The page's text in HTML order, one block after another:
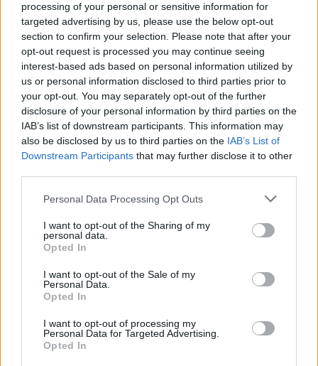
processing of your personal or sensitive information for
targeted advertising by us, please use the below opt-out
section to confirm your selection. Please note that after your
opt-out request is processed you may continue seeing
interest-based ads based on personal information utilized by
us or personal information disclosed to third parties prior to
your opt-out. You may separately opt-out of the further
disclosure of your personal information by third parties on the
IAB’s list of downstream participants. This information may
also be disclosed by us to third parties on the IAB’s List of
Downstream Participants that may further disclose it to other
Personal Data Processing Opt Outs
I want to opt-out of the Sharing of my
personal data.
Opted In
I want to opt-out of the Sale of my
Personal Data.
Opted In
I want to opt-out of processing my
Personal Data for Targeted Advertising.
Opted In
SENS
SOS (Șoșoacă)
POT (Gavrilă)
PACE (Peia)
Acțiunea Conservatoare (Târziu)
PDF (Lazarus)
PUSL (D. Voiculescu)
PNȚCD (Pavelescu)
PNCR (Terheș)
Partidul Patrioților (Surugiu)
FAR (Coarnă)
România pe Primul Loc (Ponta)
Arată rezultatele
Arhiva sondajelor